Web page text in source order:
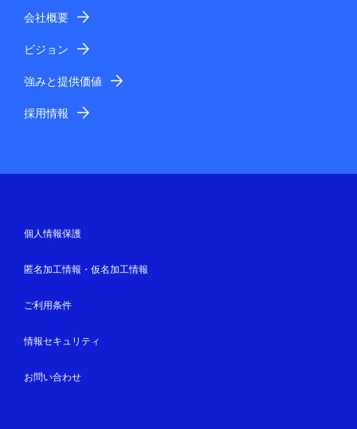
会社概要
ビジョン
強みと提供価値
採用情報
個人情報保護
匿名加工情報・仮名加工情報
ご利用条件
情報セキュリティ
お問い合わせ